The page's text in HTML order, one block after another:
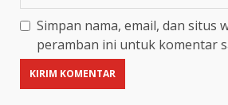
Simpan nama, email, dan situs
peramban ini untuk komentar